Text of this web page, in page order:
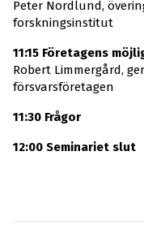
Peter Nordlund,
forskningsinstitut
11:15 Företagens
Robert Limmergård,
försvarsföretagen
11:30 Frågor
12:00 Seminariet slut